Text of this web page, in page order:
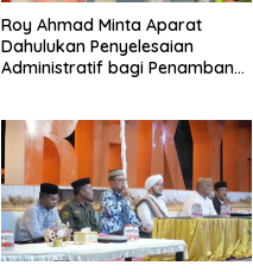
Roy Ahmad Minta Aparat
Dahulukan Penyelesaian
Administratif bagi Penambang